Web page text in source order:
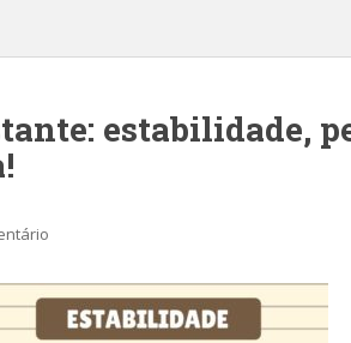
estabilidade,